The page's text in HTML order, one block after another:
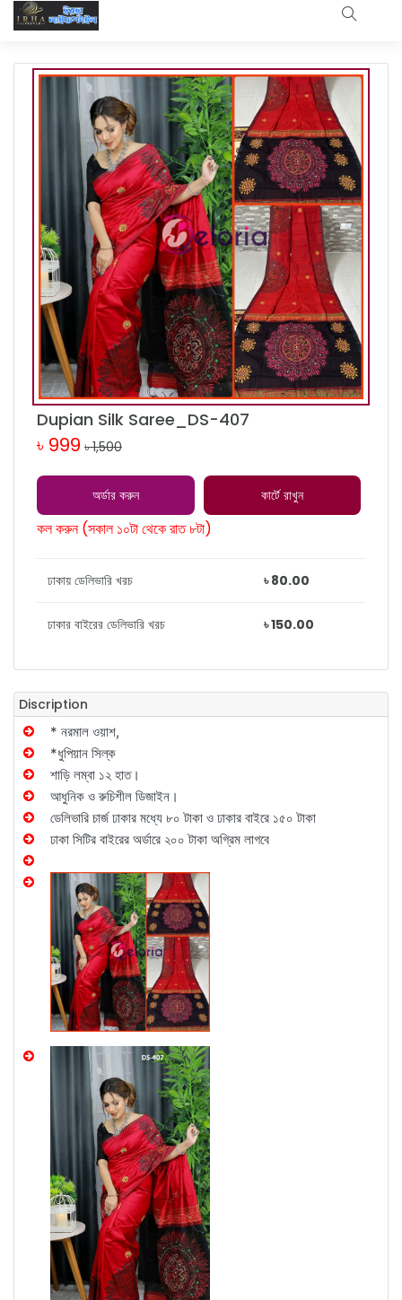
Dupian Silk Saree_DS-407
৳ 999 ৳ 1,500
অর্ডার করুন কার্টে রাখুন
কল করুন (সকাল ১০টা থেকে রাত ৮টা)
ঢাকায় ডেলিভারি খরচ ৳ 80.00
ঢাকার বাইরের ডেলিভারি খরচ ৳ 150.00
Discription
* নরমাল ওয়াশ,
*ধুপিয়ান সিল্ক
শাড়ি লম্বা ১২ হাত।
আধুনিক ও রুচিশীল ডিজাইন।
ডেলিভারি চার্জ ঢাকার মধ্যে ৮০ টাকা ও ঢাকার বাইরে ১৫০ টাকা
ঢাকা সিটির বাইরের অর্ডারে ২০০ টাকা অগ্রিম লাগবে